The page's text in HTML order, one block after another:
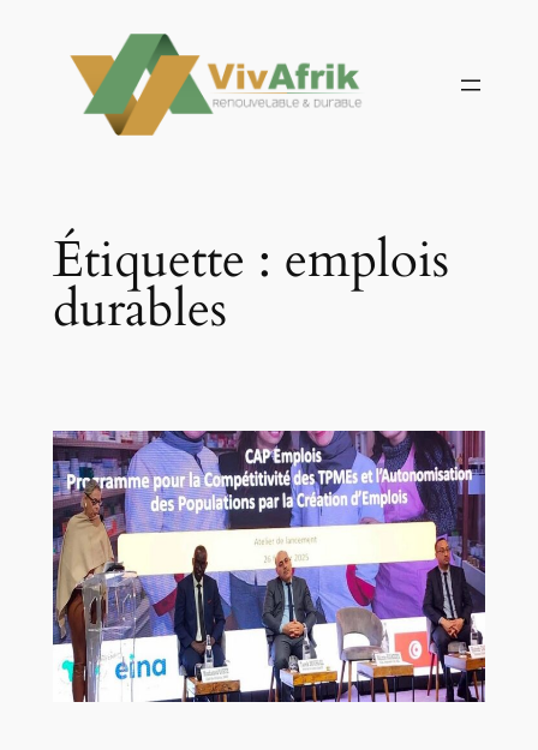
contenu
Étiquette : emplois
durables